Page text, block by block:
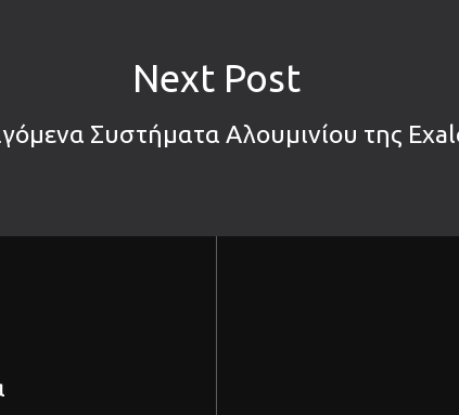
Next Post
Συστήματα Αλουμινίου της